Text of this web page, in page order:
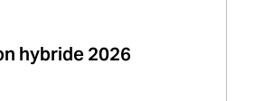
hybride 2026